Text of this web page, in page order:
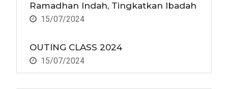
Ramadhan Indah, Tingkatkan Ibadah
15/07/2024
OUTING CLASS 2024
15/07/2024